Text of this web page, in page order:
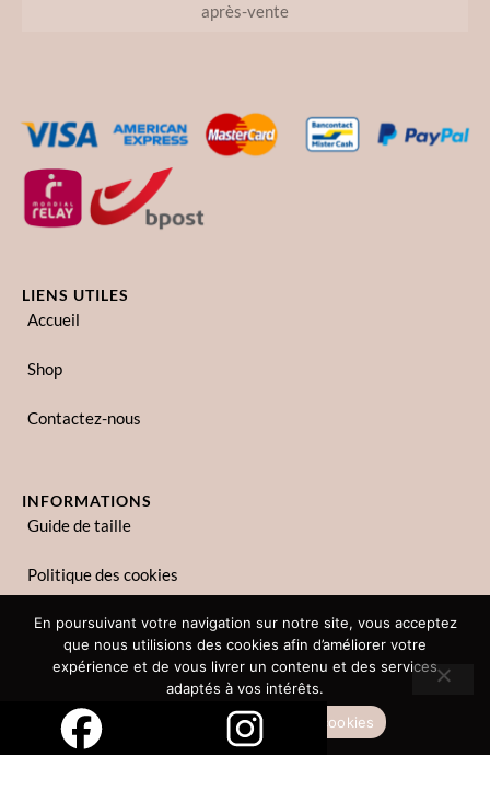
après-vente
LIENS UTILES
Accueil
Shop
Contactez-nous
INFORMATIONS
Guide de taille
Politique des cookies
Politique de confidentialité
Copyright © 2023 Zina Lina. Tous droits réservés.
En poursuivant votre navigation sur notre site, vous acceptez
que nous utilisions des cookies afin d’améliorer votre
expérience et de vous livrer un contenu et des services
adaptés à vos intérêts.
Politique des cookies